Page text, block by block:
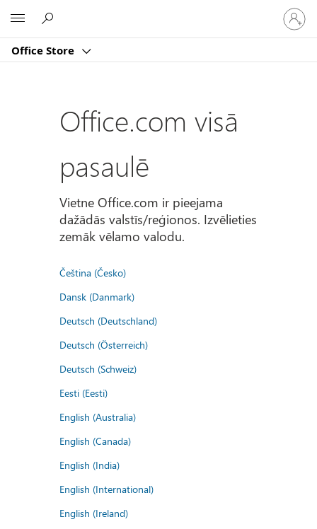
Office Store
savā
kontā
Office.com visā
pasaulē
Vietne Office.com ir pieejama
dažādās valstīs/reģionos. Izvēlieties
zemāk vēlamo valodu.
Čeština (Česko)
Dansk (Danmark)
Deutsch (Deutschland)
Deutsch (Österreich)
Deutsch (Schweiz)
Eesti (Eesti)
English (Australia)
English (Canada)
English (India)
English (International)
English (Ireland)